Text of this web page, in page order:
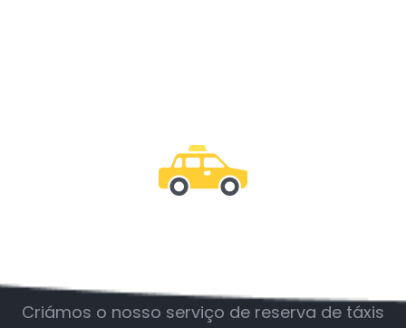
Criámos o nosso serviço de reserva de táxis